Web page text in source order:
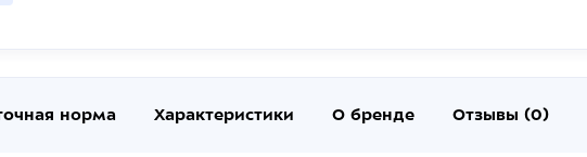
норма Характеристики О бренде Отзывы (0)